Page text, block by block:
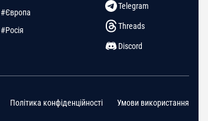
#Європа
#Росія
Telegram
Threads
Discord
Політика конфіденційності Умови використання